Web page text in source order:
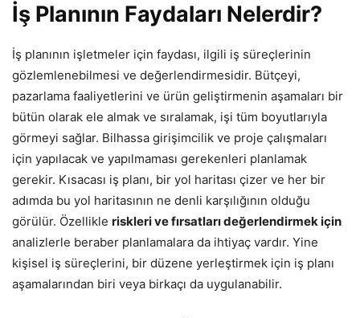
İş Planının Faydaları Nelerdir?
İş planının işletmeler için faydası, ilgili iş süreçlerinin
gözlemlenebilmesi ve değerlendirmesidir. Bütçeyi,
pazarlama faaliyetlerini ve ürün geliştirmenin aşamaları bir
bütün olarak ele almak ve sıralamak, işi tüm boyutlarıyla
görmeyi sağlar. Bilhassa girişimcilik ve proje çalışmaları
için yapılacak ve yapılmaması gerekenleri planlamak
gerekir. Kısacası iş planı, bir yol haritası çizer ve her bir
adımda bu yol haritasının ne denli karşılığının olduğu
görülür. Özellikle riskleri ve fırsatları değerlendirmek için
analizlerle beraber planlamalara da ihtiyaç vardır. Yine
kişisel iş süreçlerini, bir düzene yerleştirmek için iş planı
aşamalarından biri veya birkaçı da uygulanabilir.